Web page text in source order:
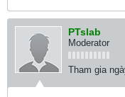
PTslab
Moderator
Tham gia